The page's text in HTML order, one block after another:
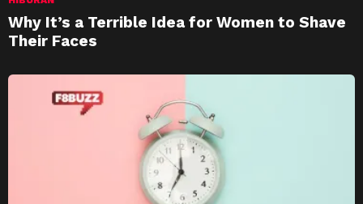
Why It’s a Terrible Idea for Women to Shave
Their Faces